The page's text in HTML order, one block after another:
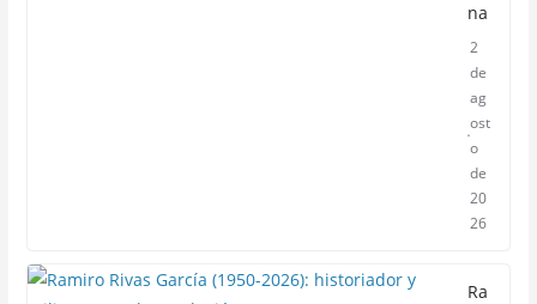
na
2
de
ag
ost
o
de
20
26
Ra